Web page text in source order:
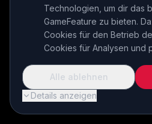
INSERT COIN TO
Technologien, um dir das
GameFeature zu bieten.
Cookies für den Betrieb
Cookies für Analysen und
Details anzeigen
Alle ablehnen